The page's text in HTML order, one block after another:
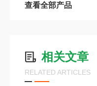
查看全部产品
相关文章
RELATED ARTICLES